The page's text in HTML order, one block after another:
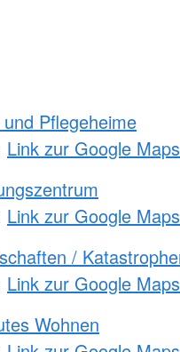
Pflegeheime
Link zur Google
Link zur Google
/
Link zur Google
Wohnen